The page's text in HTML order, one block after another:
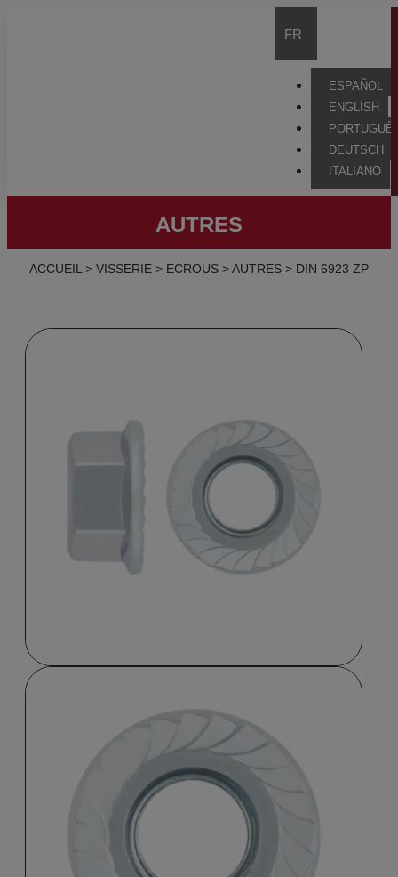
FR
ESPAÑOL
ENGLISH
DEUTSCH
ITALIANO
AUTRES
ACCUEIL > VISSERIE > ECROUS >AUTRES > DIN 6923 ZP